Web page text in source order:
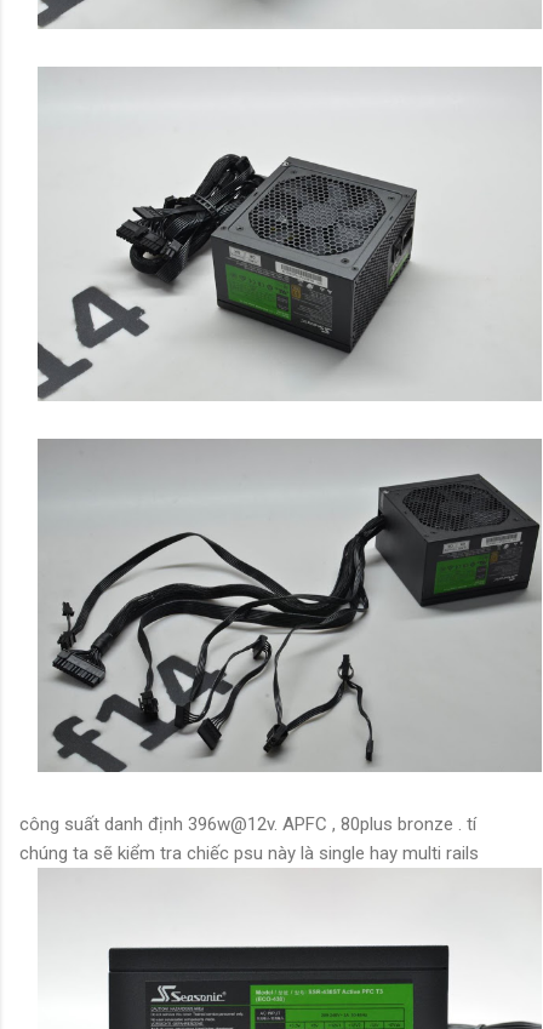
công suất danh định 396w@12v. APFC , 80plus bronze . tí
chúng ta sẽ kiểm tra chiếc psu này là single hay multi rails